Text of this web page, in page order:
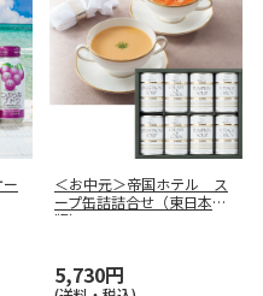
＜お中元＞帝国ホテル ス
ープ缶詰詰合せ（東日本
版）
5,730円